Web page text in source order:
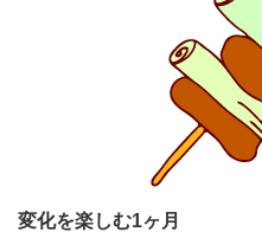
変化を楽しむ1ヶ月